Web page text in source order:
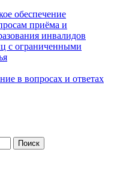
обеспечение
приёма и
инвалидов
с ограниченными
в вопросах и ответах